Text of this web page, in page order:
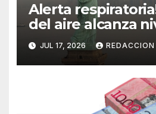
Alerta
del aire alcanza
peligrosos en NYC
JUL 17, 2026 REDACCION